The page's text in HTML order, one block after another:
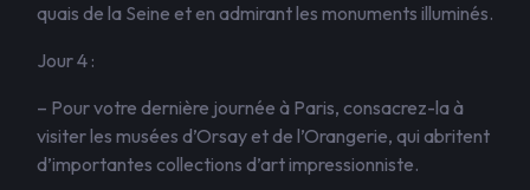
quais de la Seine et en admirant les monuments illuminés.
Jour 4 :
– Pour votre dernière journée à Paris, consacrez-la à
visiter les musées d’Orsay et de l’Orangerie, qui abritent
d’importantes collections d’art impressionniste.